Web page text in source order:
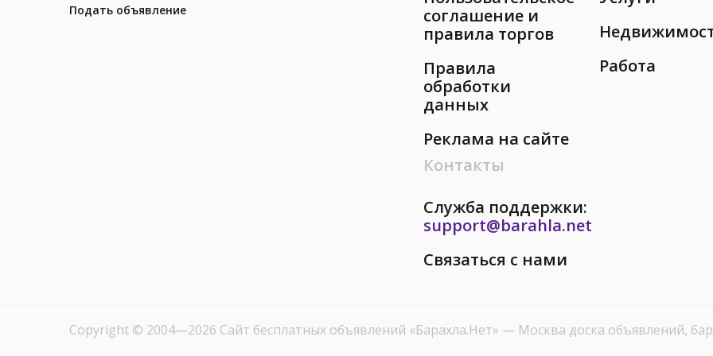
Подать объявление
соглашение и
правила торгов
Правила
обработки
данных
Реклама на сайте
Работа
Контакты
Служба поддержки:
support@barahla.net
Связаться с нами
Copyright © 2004—2026 Сайт бесплатных объявлений «Барахла.Нет» — Москва доска объявлений,